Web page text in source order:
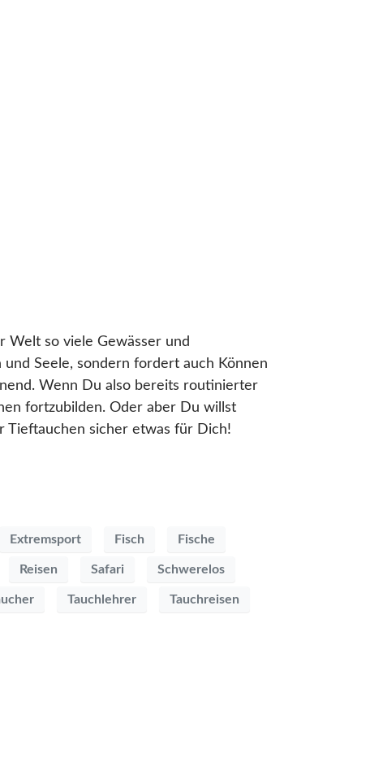
Welt so viele Gewässer und
Seele, sondern fordert auch Können
Wenn Du also bereits routinierter
fortzubilden. Oder aber Du willst
Tieftauchen sicher etwas für Dich!
Extremsport Fisch Fische
Reisen Safari Schwerelos
Tauchlehrer Tauchreisen